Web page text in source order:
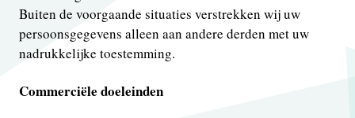
Buiten de voorgaande situaties verstrekken wij uw
persoonsgegevens alleen aan andere derden met uw
nadrukkelijke toestemming.
Commerciële doeleinden